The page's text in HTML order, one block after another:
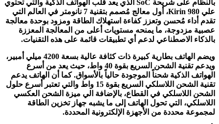
بالنظام على شريحة SoC الذي يعد قلب الهواتف الذكية والتي تحتوي
علي Kirin 980
، أول معالج مُصمم بتقنية 7 نانومتر في العالم التي
تقدم أداء مُحسن وتعزز كفاءة استهلاك الطاقة ومزود بوحدة معالجة
عصبية مزدوجة، ما يمنحه مستويات أعلى من المعالجة المعززة
بالذكاء الاصطناعي لدعم أي تطبيقات قائمة على هذه التقنيات.
و
يضم الهاتف بطارية كبيرة ذات كثافة عالية بسعة 4200 ميلي أمبير،
ويدعم تقنية الشحن السريع بقوة 40 واط، حيث يعد من أسرع
الهواتف الذكية شحناً الموجودة حالياً بالأسواق. كما أن الهاتف يدعم
تقنية الشحن اللاسلكي السريع بقوة 15 واط والتي تعتبر أسرع حلول
الشحن اللاسلكي في القطاع، بالإضافة الي ميزة الشحن العكسي
اللاسلكي، التي تحول الهاتف إلى ما يشبه جهاز تخزين الطاقة
لمجموعة محددة من الأجهزة الإلكترونية المحددة.